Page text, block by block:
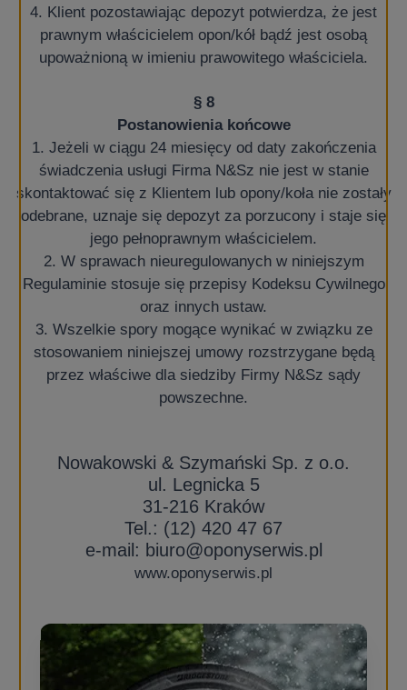
4. Klient pozostawiając depozyt potwierdza, że jest
prawnym właścicielem opon/kół bądź jest osobą
upoważnioną w imieniu prawowitego właściciela.
§ 8
Postanowienia końcowe
1. Jeżeli w ciągu 24 miesięcy od daty zakończenia
świadczenia usługi Firma N&Sz nie jest w stanie
skontaktować się z Klientem lub opony/koła nie zostały
odebrane, uznaje się depozyt za porzucony i staje się
jego pełnoprawnym właścicielem.
2. W sprawach nieuregulowanych w niniejszym
Regulaminie stosuje się przepisy Kodeksu Cywilnego
oraz innych ustaw.
3. Wszelkie spory mogące wynikać w związku ze
stosowaniem niniejszej umowy rozstrzygane będą
przez właściwe dla siedziby Firmy N&Sz sądy
powszechne.
Nowakowski & Szymański Sp. z o.o.
ul. Legnicka 5
31-216 Kraków
Tel.: (12) 420 47 67
e-mail: biuro@oponyserwis.pl
www.oponyserwis.pl